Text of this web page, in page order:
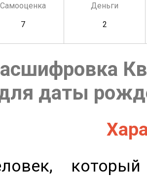
Самооценка
7
Деньги
2
даты